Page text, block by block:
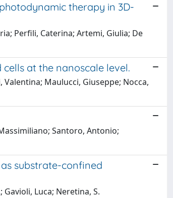
therapy in 3D-
Perfili, Caterina; Artemi, Giulia; De
at the nanoscale level.
Maulucci, Giuseppe; Nocca,
Santoro, Antonio;
substrate-confined
Gavioli, Luca; Neretina, S.